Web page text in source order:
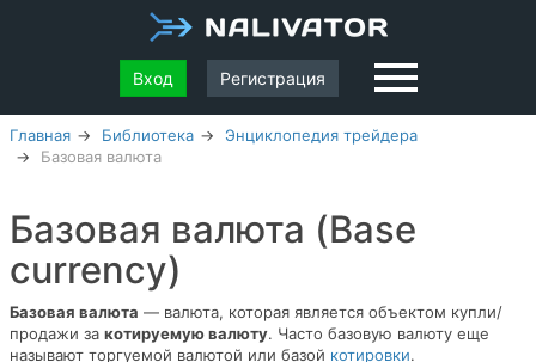
Вход Регистрация
Главная Библиотека
Энциклопедия трейдера
Базовая валюта
Базовая валюта (Base
currency)
Базовая валюта — валюта, которая является объектом купли/
продажи за котируемую валюту. Часто базовую валюту еще
называют торгуемой валютой или базой котировки.